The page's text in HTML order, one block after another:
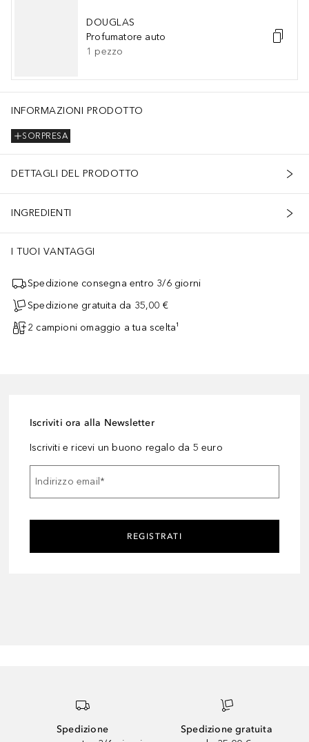
DOUGLAS
Profumatore auto
1 pezzo
INFORMAZIONI PRODOTTO
SORPRESA
DETTAGLI DEL PRODOTTO
INGREDIENTI
I TUOI VANTAGGI
Spedizione consegna entro 3/6 giorni
Spedizione gratuita da 35,00 €
2 campioni omaggio a tua scelta¹
Iscriviti ora alla Newsletter
Iscriviti e ricevi un buono regalo da 5 euro
Indirizzo email*
REGISTRATI
Spedizione
Spedizione gratuita